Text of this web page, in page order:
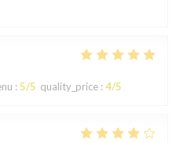
: 5/5 quality_price : 4/5